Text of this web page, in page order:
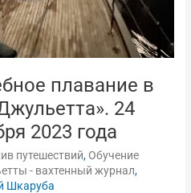
плавание в
24
2023 года
путешествий, Обучение
- вахтенный журнал,
Шкаруба